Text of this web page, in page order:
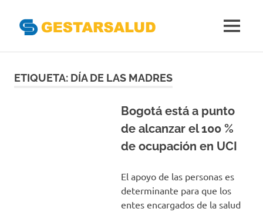
Gestoras
MENÚ
ETIQUETA: DÍA DE LAS MADRES
Bogotá está a punto
de alcanzar el 100 %
de ocupación en UCI
El apoyo de las personas es
determinante para que los
entes encargados de la salud